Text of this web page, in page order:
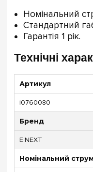
Номінальний
Стандартний
Гарантія 1 рік.
Технічні
Артикул
i0760080
Бренд
E.NEXT
Номінальний